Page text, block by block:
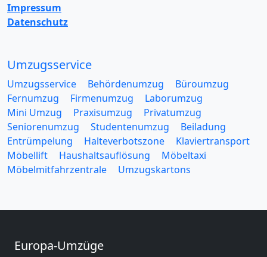
Impressum
Datenschutz
Umzugsservice
Umzugsservice Behördenumzug
Büroumzug
Fernumzug
Firmenumzug
Laborumzug
Mini Umzug
Praxisumzug
Privatumzug
Seniorenumzug
Studentenumzug
Beiladung
Entrümpelung
Halteverbotszone
Klaviertransport
Möbellift
Haushaltsauflösung
Möbeltaxi
Möbelmitfahrzentrale
Umzugskartons
Europa-Umzüge